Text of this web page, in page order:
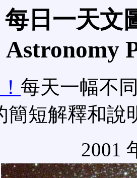
每日一天文
Astronomy
每天一幅不
簡短解釋和說
2001